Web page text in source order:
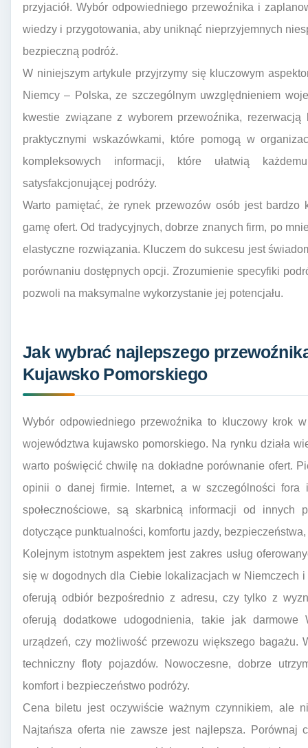
przyjaciół. Wybór odpowiedniego przewoźnika i
wiedzy i przygotowania, aby uniknąć nieprzyjemnych
bezpieczną podróż.
W niniejszym artykule przyjrzymy się kluczowym
Niemcy – Polska, ze szczególnym uwzględnieniem
kwestie związane z wyborem przewoźnika,
praktycznymi wskazówkami, które pomogą w
kompleksowych informacji, które ułatwią
satysfakcjonującej podróży.
Warto pamiętać, że rynek przewozów osób jest bardzo
gamę ofert. Od tradycyjnych, dobrze znanych firm, po
elastyczne rozwiązania. Kluczem do sukcesu jest
porównaniu dostępnych opcji. Zrozumienie specyfiki
pozwoli na maksymalne wykorzystanie jej potencjału.
Jak wybrać najlepszego
Kujawsko Pomorskiego
Wybór odpowiedniego przewoźnika to kluczowy krok
województwa kujawsko pomorskiego. Na rynku działa
warto poświęcić chwilę na dokładne porównanie ofert.
opinii o danej firmie. Internet, a w szczególności fora
społecznościowe, są skarbnicą informacji od innych
dotyczące punktualności, komfortu jazdy,
Kolejnym istotnym aspektem jest zakres usług
się w dogodnych dla Ciebie lokalizacjach w Niemczech
oferują odbiór bezpośrednio z adresu, czy tylko z
oferują dodatkowe udogodnienia, takie jak darmowe
urządzeń, czy możliwość przewozu większego bagażu.
techniczny floty pojazdów. Nowoczesne, dobrze
komfort i bezpieczeństwo podróży.
Cena biletu jest oczywiście ważnym czynnikiem, ale
Najtańsza oferta nie zawsze jest najlepsza. Porównaj